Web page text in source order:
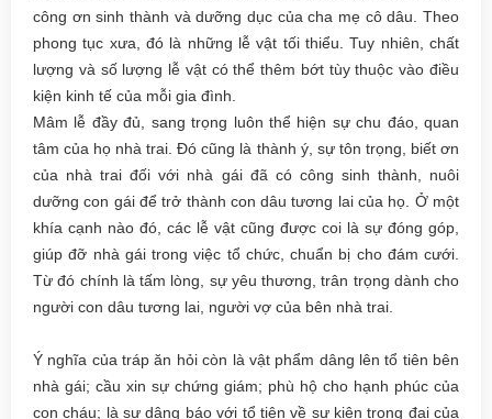
công ơn sinh thành và dưỡng dục của cha mẹ cô dâu. Theo
phong tục xưa, đó là những lễ vật tối thiểu. Tuy nhiên, chất
lượng và số lượng lễ vật có thể thêm bớt tùy thuộc vào điều
kiện kinh tế của mỗi gia đình.
Mâm lễ đầy đủ, sang trọng luôn thể hiện sự chu đáo, quan
tâm của họ nhà trai. Đó cũng là thành ý, sự tôn trọng, biết ơn
của nhà trai đối với nhà gái đã có công sinh thành, nuôi
dưỡng con gái để trở thành con dâu tương lai của họ. Ở một
khía cạnh nào đó, các lễ vật cũng được coi là sự đóng góp,
giúp đỡ nhà gái trong việc tổ chức, chuẩn bị cho đám cưới.
Từ đó chính là tấm lòng, sự yêu thương, trân trọng dành cho
người con dâu tương lai, người vợ của bên nhà trai.
Ý nghĩa của tráp ăn hỏi còn là vật phẩm dâng lên tổ tiên bên
nhà gái; cầu xin sự chứng giám; phù hộ cho hạnh phúc của
con cháu; là sự dâng báo với tổ tiên về sự kiện trọng đại của